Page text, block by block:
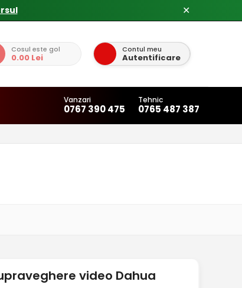
✕
Cosul este gol
0.00 Lei
Contul meu
Autentificare
Vanzari
0767 390 475
Tehnic
0765 487 387
video Dahua